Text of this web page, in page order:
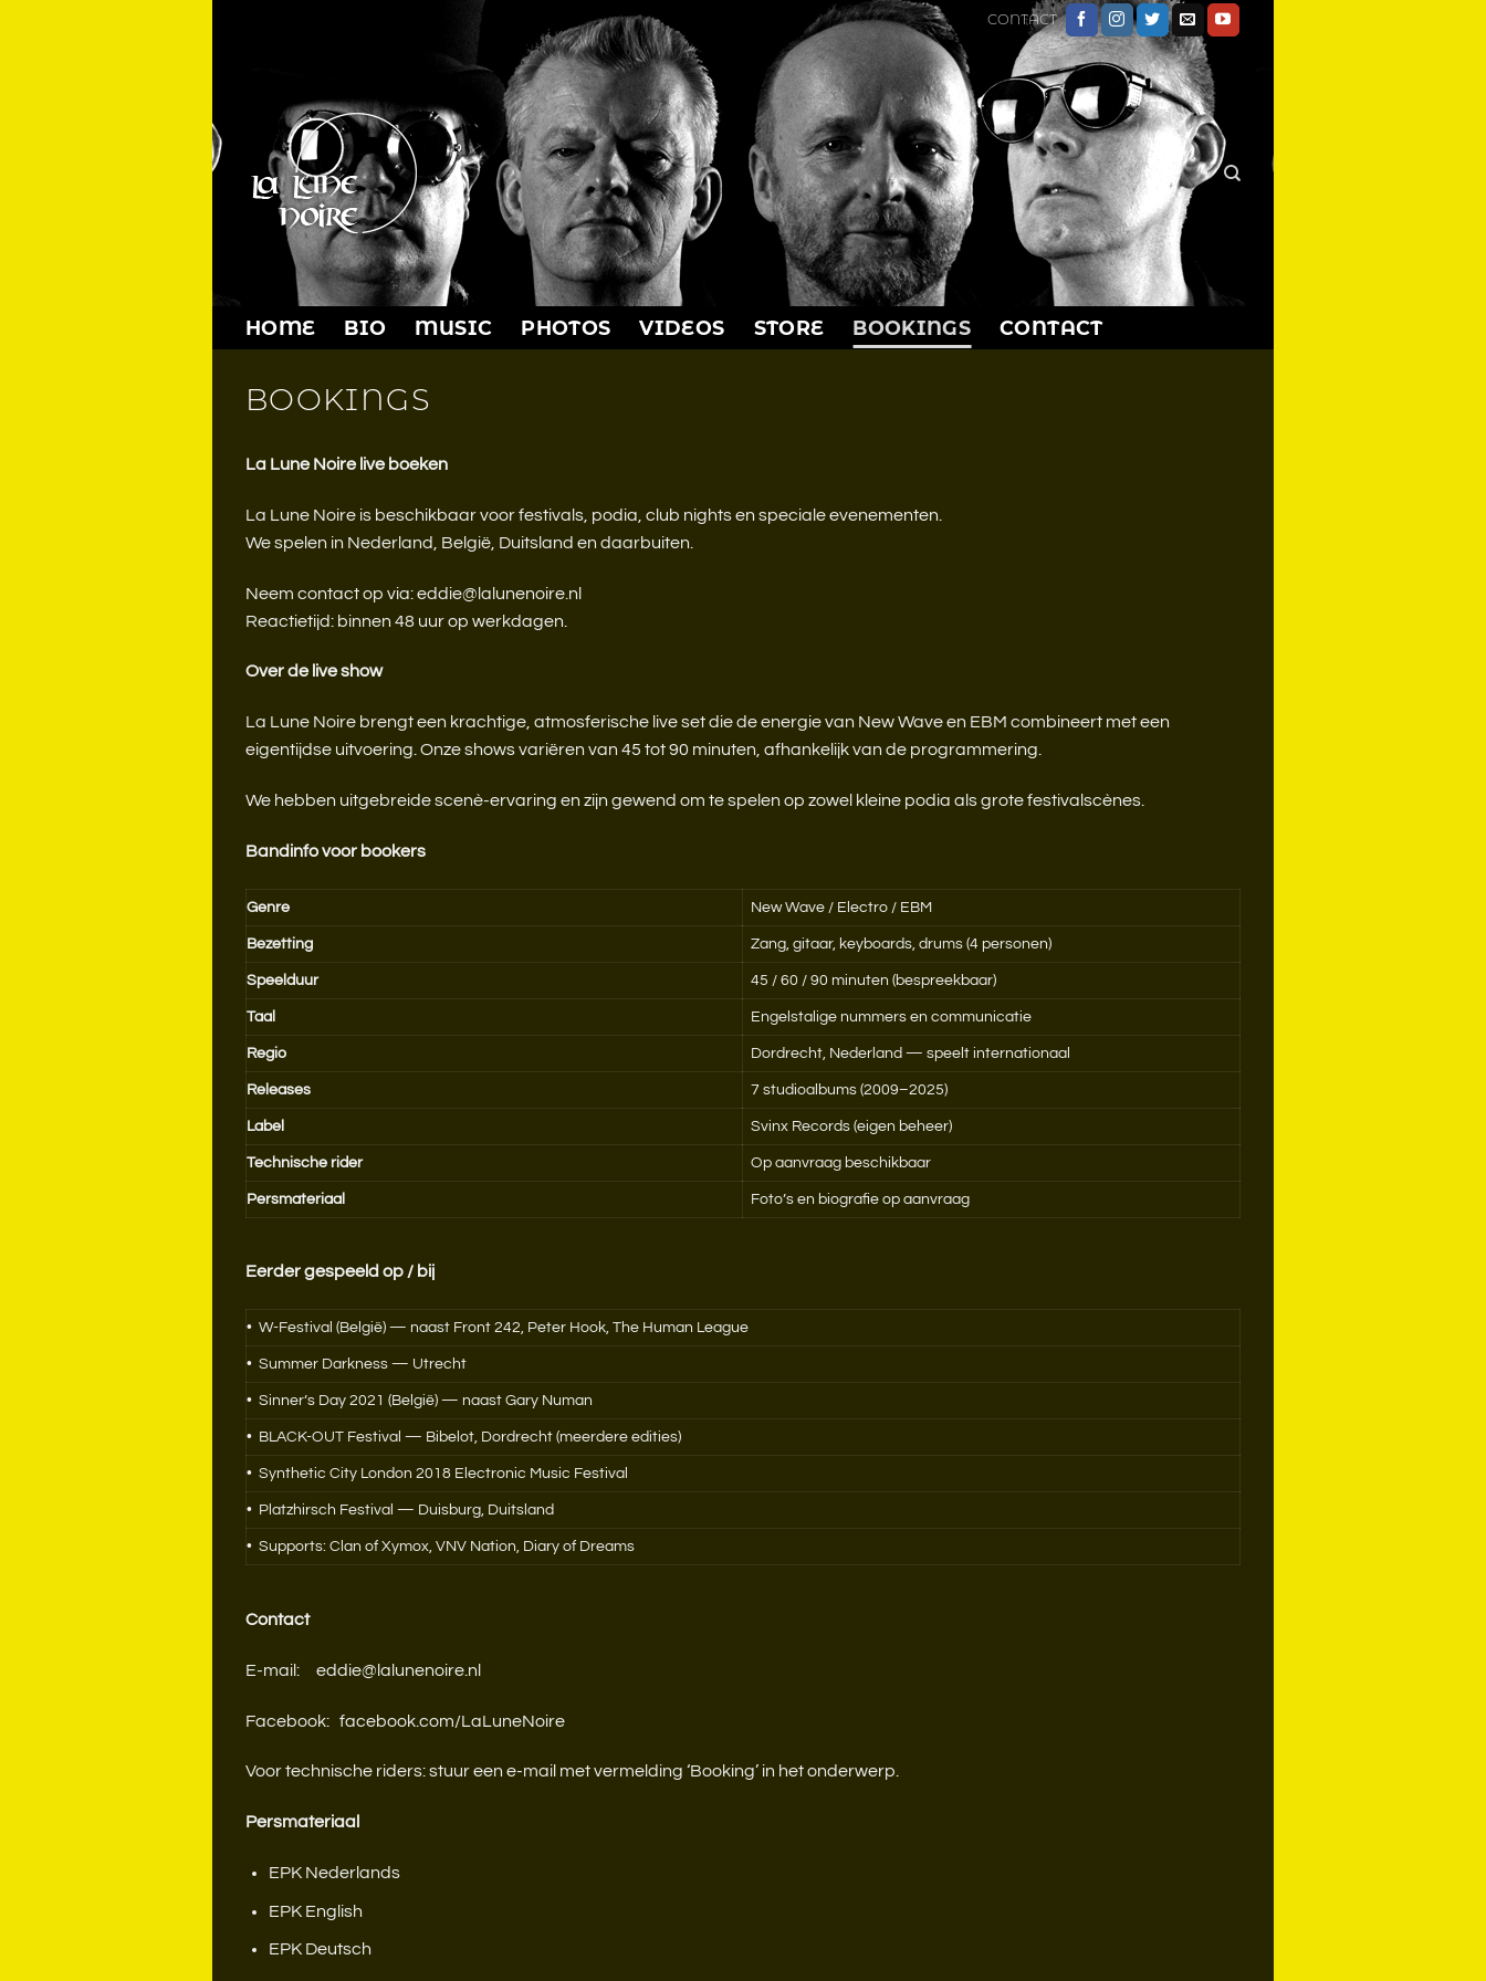
CONTACT
HOME BIO MUSIC PHOTOS VIDEOS STORE BOOKINGS CONTACT
BOOKINGS
La Lune Noire live boeken
La Lune Noire is beschikbaar voor festivals, podia, club nights en speciale evenementen.
We spelen in Nederland, België, Duitsland en daarbuiten.
Neem contact op via: eddie@lalunenoire.nl
Reactietijd: binnen 48 uur op werkdagen.
Over de live show
La Lune Noire brengt een krachtige, atmosferische live set die de energie van New Wave en EBM combineert met een
eigentijdse uitvoering. Onze shows variëren van 45 tot 90 minuten, afhankelijk van de programmering.
We hebben uitgebreide scenè-ervaring en zijn gewend om te spelen op zowel kleine podia als grote festivalscènes.
Bandinfo voor bookers
Genre New Wave / Electro / EBM
Bezetting Zang, gitaar, keyboards, drums (4 personen)
Speelduur 45 / 60 / 90 minuten (bespreekbaar)
Taal Engelstalige nummers en communicatie
Regio Dordrecht, Nederland — speelt internationaal
Releases 7 studioalbums (2009–2025)
Label Svinx Records (eigen beheer)
Technische rider Op aanvraag beschikbaar
Persmateriaal Foto’s en biografie op aanvraag
Eerder gespeeld op / bij
• W-Festival (België) — naast Front 242, Peter Hook, The Human League
• Summer Darkness — Utrecht
• Sinner’s Day 2021 (België) — naast Gary Numan
• BLACK-OUT Festival — Bibelot, Dordrecht (meerdere edities)
• Synthetic City London 2018 Electronic Music Festival
• Platzhirsch Festival — Duisburg, Duitsland
• Supports: Clan of Xymox, VNV Nation, Diary of Dreams
Contact
E-mail: eddie@lalunenoire.nl
Facebook: facebook.com/LaLuneNoire
Voor technische riders: stuur een e-mail met vermelding ‘Booking’ in het onderwerp.
Persmateriaal
EPK Nederlands
EPK English
EPK Deutsch